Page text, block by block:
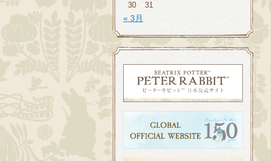
30
31
« 3月